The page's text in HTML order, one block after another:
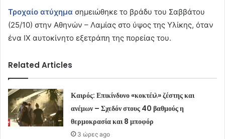
Τροχαίο ατύχημα σημειώθηκε το βράδυ του Σαββάτου
(25/10) στην Αθηνών – Λαμίας στο ύψος της Υλίκης, όταν
ένα ΙΧ αυτοκίνητο εξετράπη της πορείας του.
Related Articles
Καιρός: Επικίνδυνο «κοκτέιλ» ζέστης και
ανέμων – Σχεδόν στους 40 βαθμούς η
θερμοκρασία και 8 μποφόρ
3 ώρες ago